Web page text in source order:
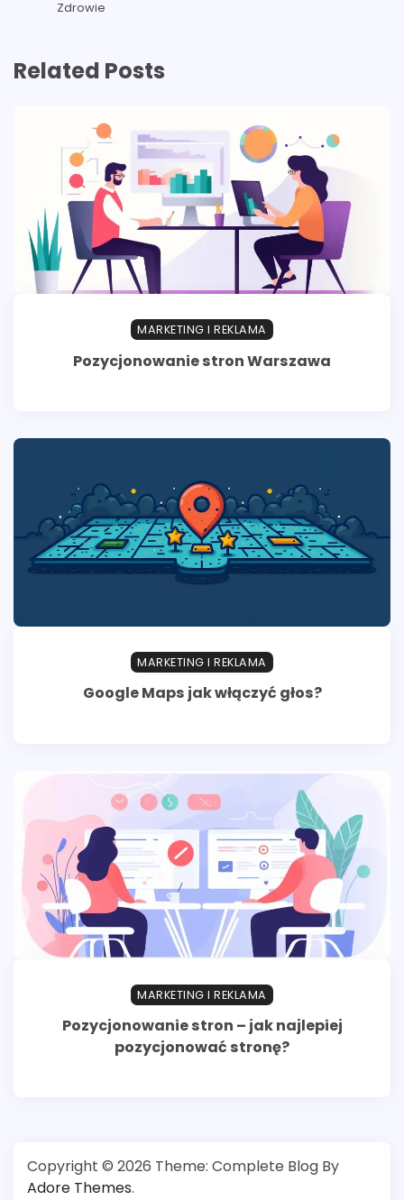
Zdrowie
Related Posts
MARKETING I REKLAMA
Pozycjonowanie stron Warszawa
MARKETING I REKLAMA
Google Maps jak włączyć głos?
MARKETING I REKLAMA
Pozycjonowanie stron – jak najlepiej
pozycjonować stronę?
Copyright © 2026 Theme: Complete Blog By
Adore Themes.